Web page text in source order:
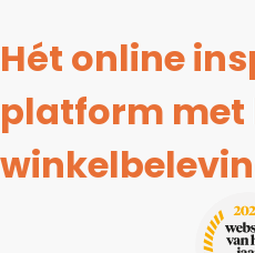
Hét online
platform met